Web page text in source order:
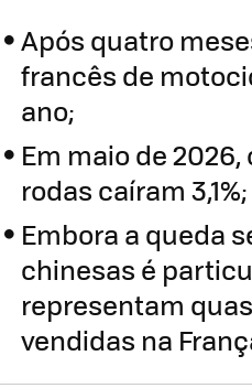
Após quatro
francês de
ano;
Em maio de
rodas caíram 3,1%;
Embora a queda
chinesas é
representam
vendidas na